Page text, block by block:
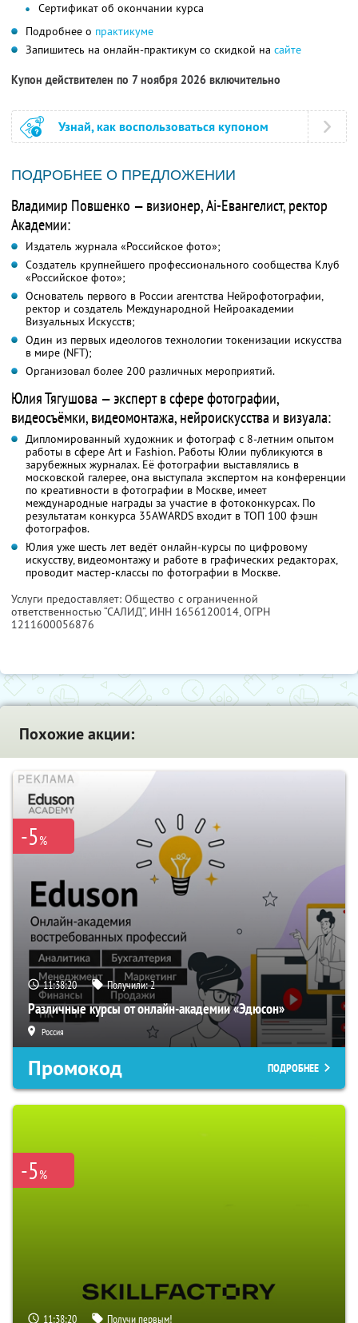
Сертификат об окончании курса
Подробнее о практикуме
Запишитесь на онлайн-практикум со скидкой на сайте
Купон действителен по 7 ноября 2026 включительно
Узнай, как воспользоваться купоном
ПОДРОБНЕЕ О ПРЕДЛОЖЕНИИ
Владимир Повшенко — визионер, Ai-Евангелист, ректор
Академии:
Издатель журнала «Российское фото»;
Создатель крупнейшего профессионального сообщества Клуб
«Российское фото»;
Основатель первого в России агентства Нейрофотографии,
ректор и создатель Международной Нейроакадемии
Визуальных Искусств;
Один из первых идеологов технологии токенизации искусства
в мире (NFT);
Организовал более 200 различных мероприятий.
Юлия Тягушова — эксперт в сфере фотографии,
видеосъёмки, видеомонтажа, нейроискусства и визуала:
Дипломированный художник и фотограф с 8-летним опытом
работы в сфере Art и Fashion. Работы Юлии публикуются в
зарубежных журналах. Её фотографии выставлялись в
московской галерее, она выступала экспертом на конференции
по креативности в фотографии в Москве, имеет
международные награды за участие в фотоконкурсах. По
результатам конкурса 35AWARDS входит в ТОП 100 фэшн
фотографов.
Юлия уже шесть лет ведёт онлайн-курсы по цифровому
искусству, видеомонтажу и работе в графических редакторах,
проводит мастер-классы по фотографии в Москве.
Услуги предоставляет: Общество с ограниченной
ответственностью “САЛИД”, ИНН 1656120014, ОГРН
1211600056876
Похожие акции:
-5%
11:38:19 Получили:2
Различные курсы от онлайн-академии «Эдюсон»
Россия
Промокод ПОДРОБНЕЕ
-5%
11:38:19 Получи первым!